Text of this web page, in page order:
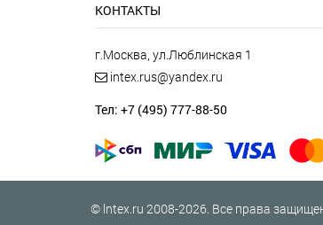
КОНТАКТЫ
г.Москва, ул.Люблинская 1
intex.rus@yandex.ru
Тел: +7 (495) 777-88-50
© lntex.ru 2008-2026. Все права